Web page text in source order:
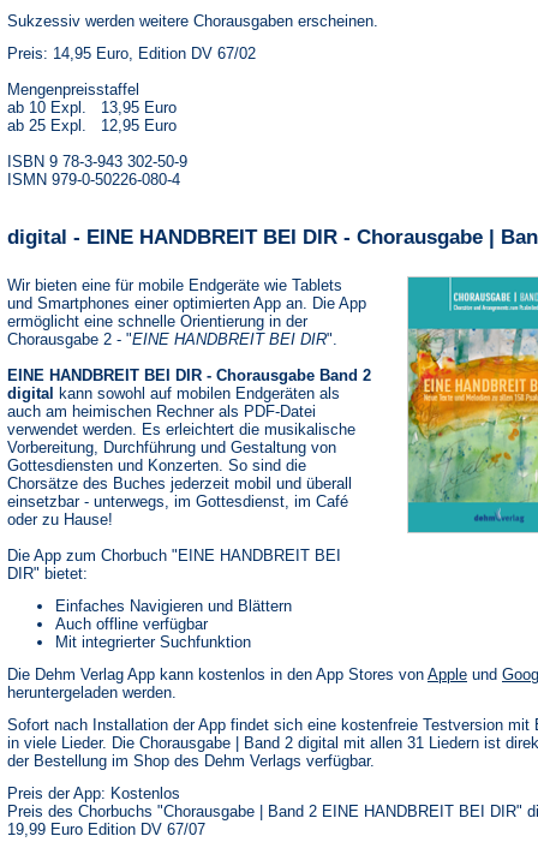
Sukzessiv werden weitere Chorausgaben erscheinen.
Preis: 14,95 Euro, Edition DV 67/02
Mengenpreisstaffel
ab 10 Expl. 13,95 Euro
ab 25 Expl. 12,95 Euro
ISBN 9 78-3-943 302-50-9
ISMN 979-0-50226-080-4
digital - EINE HANDBREIT BEI DIR - Chorausgabe |
Wir bieten eine für mobile Endgeräte wie Tablets
und Smartphones einer optimierten App an. Die App
ermöglicht eine schnelle Orientierung in der
Chorausgabe 2 - "EINE HANDBREIT BEI DIR".
EINE HANDBREIT BEI DIR - Chorausgabe Band 2
digital kann sowohl auf mobilen Endgeräten als
auch am heimischen Rechner als PDF-Datei
verwendet werden. Es erleichtert die musikalische
Vorbereitung, Durchführung und Gestaltung von
Gottesdiensten und Konzerten. So sind die
Chorsätze des Buches jederzeit mobil und überall
einsetzbar - unterwegs, im Gottesdienst, im Café
oder zu Hause!
Die App zum Chorbuch "EINE HANDBREIT BEI
DIR" bietet:
Einfaches Navigieren und Blättern
Auch offline verfügbar
Mit integrierter Suchfunktion
Die Dehm Verlag App kann kostenlos in den App Stores von Apple(Öffnet
neuen
Tab)
und
heruntergeladen werden.
Sofort nach Installation der App findet sich eine kostenfreie Testversion mit
in viele Lieder. Die Chorausgabe | Band 2 digital mit allen 31 Liedern ist
der Bestellung im Shop des Dehm Verlags verfügbar.
Preis der App: Kostenlos
Preis des Chorbuchs "Chorausgabe | Band 2 EINE HANDBREIT BEI DIR"
19,99 Euro Edition DV 67/07